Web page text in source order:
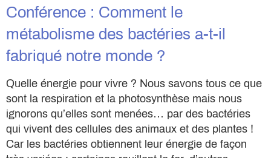
Conférence : Comment le
métabolisme des bactéries a-t-il
fabriqué notre monde ?
Quelle énergie pour vivre ? Nous savons tous ce que
sont la respiration et la photosynthèse mais nous
ignorons qu’elles sont menées… par des bactéries
qui vivent des cellules des animaux et des plantes !
Car les bactéries obtiennent leur énergie de façon